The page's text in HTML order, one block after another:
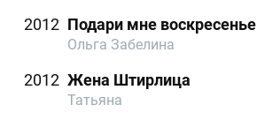
2012 Подари мне воскресенье
Ольга Забелина
2012 Жена Штирлица
Татьяна